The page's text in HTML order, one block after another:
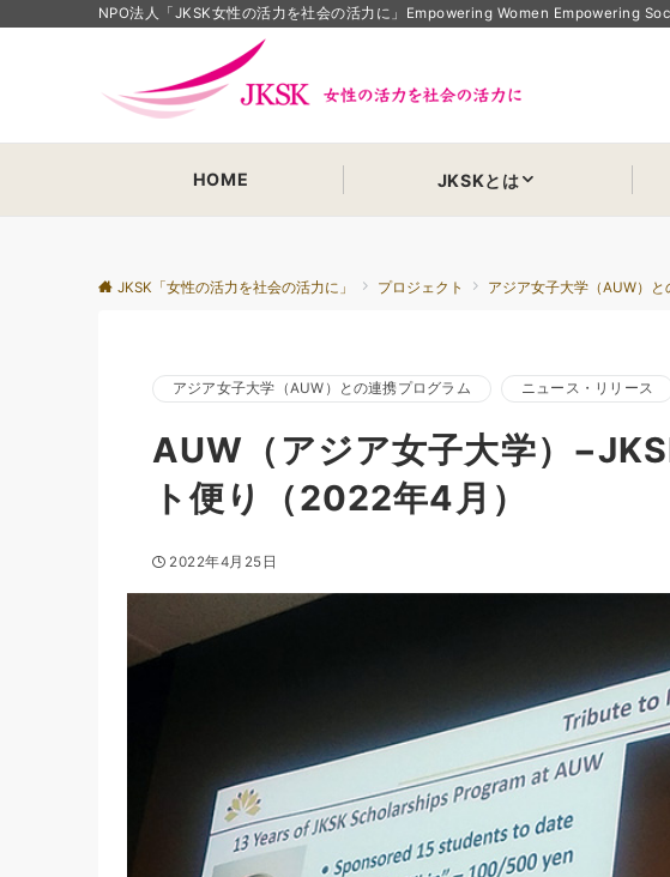
NPO法人「JKSK女性の活力を社会の活力に」Empowering Women Empowering
HOME JKSKとは
JKSK「女性の活力を社会の活力に」 プロジェクト アジア女子大学（AUW）と
アジア女子大学（AUW）との連携プログラム ニュース・リリース
AUW（アジア女子大学）
ト便り（2022年4月）
2022年4月25日